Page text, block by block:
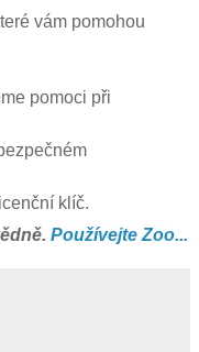
vám pomohou
pomoci při
klíč.
Používejte Zoo...